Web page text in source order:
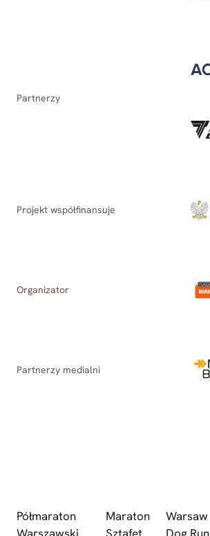
Partnerzy
Projekt współfinansuje
Organizator
Partnerzy medialni
Półmaraton
Maraton
Warsaw